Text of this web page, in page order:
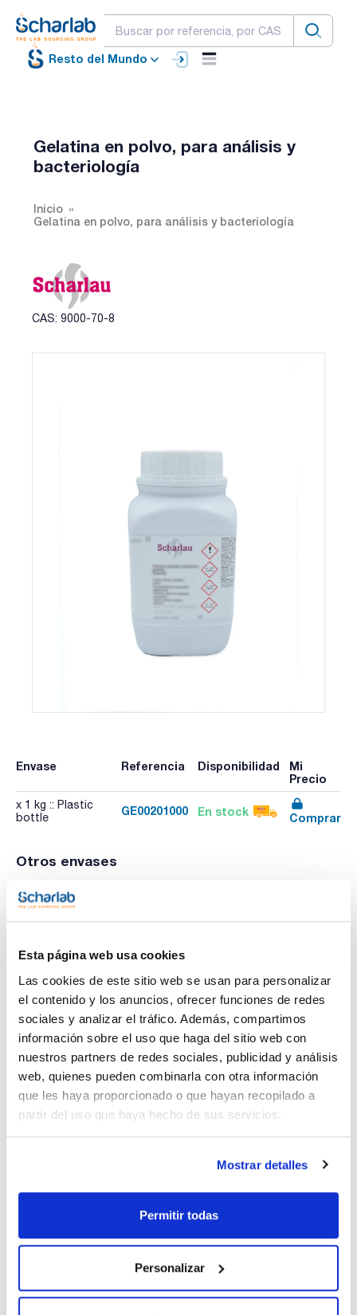
Esta página web usa cookies
Las cookies de este sitio web se usan para personalizar
el contenido y los anuncios, ofrecer funciones de redes
sociales y analizar el tráfico. Además, compartimos
información sobre el uso que haga del sitio web con
nuestros partners de redes sociales, publicidad y análisis
web, quienes pueden combinarla con otra información
que les haya proporcionado o que hayan recopilado a
partir del uso que haya hecho de sus servicios.
Mostrar detalles
Permitir todas
Personalizar
Resto del Mundo
Gelatina en polvo, para análisis y
bacteriología
Inicio
Gelatina en polvo, para análisis y bacteriología
CAS: 9000-70-8
Envase Referencia Disponibilidad
Mi
Precio
x 1 kg :: Plastic
bottle
GE00201000 En stock Comprar
Otros envases
x 250 g :: Plastic
bottle
GE00200250 Ver stock
Comprar
Características
Capacidad : x 1 kg
Documentación técnica
descargas
descargas
SDS/ Hoja de seguridad
Regístrate para
descargas
Los productos marcados con esta imagen son